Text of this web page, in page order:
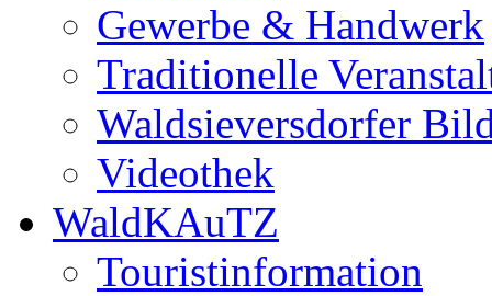
Gewerbe & Handwerk
Traditionelle
Waldsieversdorfer
Videothek
WaldKAuTZ
Touristinformation